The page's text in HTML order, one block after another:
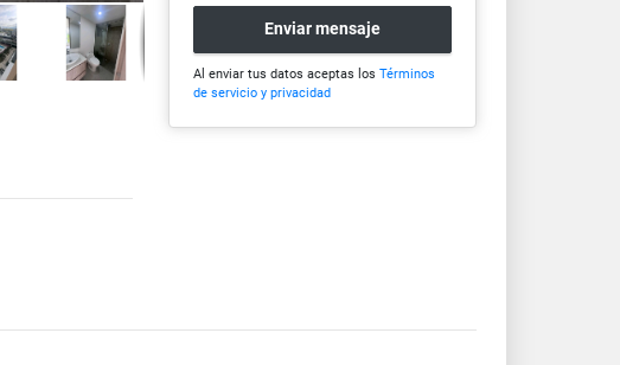
Enviar mensaje
Al enviar tus datos aceptas los Términos
de servicio y privacidad